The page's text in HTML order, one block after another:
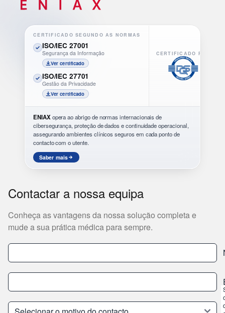
CERTIFICADO SEGUNDO AS NORMAS
ISO/IEC 27001
Segurança da Informação
Ver certificado
ISO/IEC 27701
Gestão da Privacidade
Ver certificado
CERTIFICADO POR
ENIAXopera ao abrigo de normas internacionais de
cibersegurança, proteção de dados e continuidade operacional,
assegurando ambientes clínicos seguros em cada ponto de
contacto com o utente.
Saber mais
Contactar a nossa equipa
Conheça as vantagens da nossa solução completa e
mude a sua prática médica para sempre.